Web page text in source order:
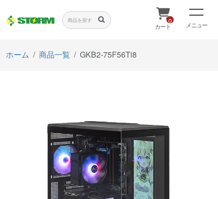
0
カート メニュー
ホーム 商品一覧 GKB2-75F56Ti8